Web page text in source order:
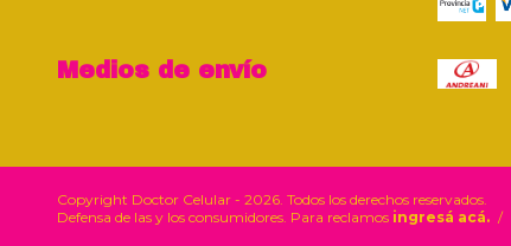
Medios de envío
Copyright Doctor Celular - 2026. Todos los derechos reservados.
Defensa de las y los consumidores. Para reclamos ingresá acá. /